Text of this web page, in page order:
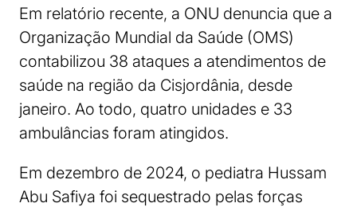
Em relatório recente, a ONU denuncia que a
Organização Mundial da Saúde (OMS)
contabilizou 38 ataques a atendimentos de
saúde na região da Cisjordânia, desde
janeiro. Ao todo, quatro unidades e 33
ambulâncias foram atingidos.
Em dezembro de 2024, o pediatra Hussam
Abu Safiya foi sequestrado pelas forças